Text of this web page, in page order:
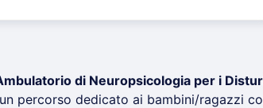
di Neuropsicologia per i
percorso dedicato ai bambini/ragazzi